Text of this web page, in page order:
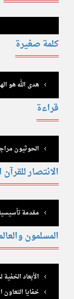
كلمة صغيرة
هدى الله هو
قراءة
الحوثيون
الانتصار للقرآن
مقدمة
المسلمون
الأبعاد
خفايا